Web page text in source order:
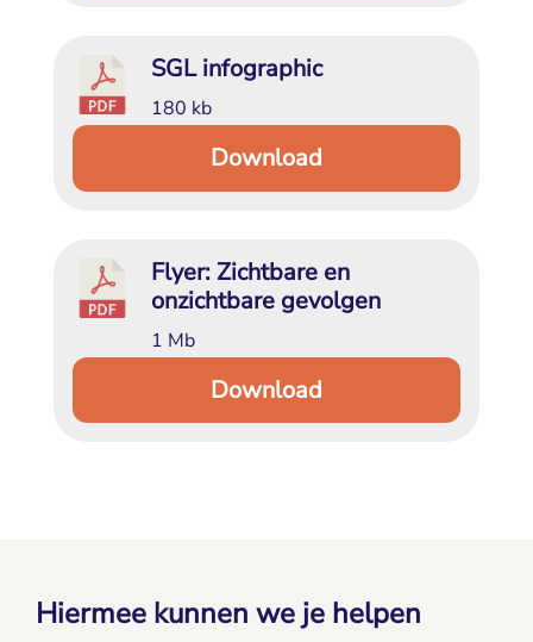
SGL infographic
180 kb
Download
Flyer: Zichtbare en
onzichtbare gevolgen
1 Mb
Download
Hiermee kunnen we je helpen